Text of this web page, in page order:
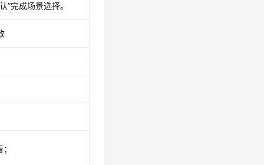
”完成场景选择。